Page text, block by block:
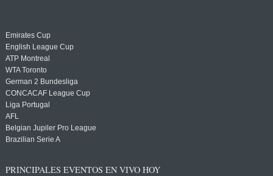
Emirates Cup
English League Cup
ATP Montreal
WTA Toronto
German 2 Bundesliga
CONCACAF League Cup
Liga Portugal
AFL
Belgian Jupiler Pro League
Brazilian Serie A
PRINCIPALES EVENTOS EN VIVO HOY